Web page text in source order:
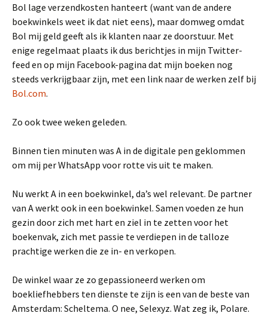
Bol lage verzendkosten hanteert (want van de andere
boekwinkels weet ik dat niet eens), maar domweg omdat
Bol mij geld geeft als ik klanten naar ze doorstuur. Met
enige regelmaat plaats ik dus berichtjes in mijn Twitter-
feed en op mijn Facebook-pagina dat mijn boeken nog
steeds verkrijgbaar zijn, met een link naar de werken zelf bij
Bol.com.
Zo ook twee weken geleden.
Binnen tien minuten was A in de digitale pen geklommen
om mij per WhatsApp voor rotte vis uit te maken.
Nu werkt A in een boekwinkel, da’s wel relevant. De partner
van A werkt ook in een boekwinkel. Samen voeden ze hun
gezin door zich met hart en ziel in te zetten voor het
boekenvak, zich met passie te verdiepen in de talloze
prachtige werken die ze in- en verkopen.
De winkel waar ze zo gepassioneerd werken om
boekliefhebbers ten dienste te zijn is een van de beste van
Amsterdam: Scheltema. O nee, Selexyz. Wat zeg ik, Polare.